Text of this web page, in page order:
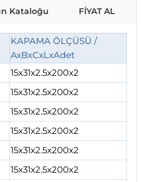
Kataloğu FİYAT AL
KAPAMA ÖLÇÜSÜ /
AxBxCxLxAdet
15x31x2.5x200x2
15x31x2.5x200x2
15x31x2.5x200x2
15x31x2.5x200x2
15x31x2.5x200x2
15x31x2.5x200x2